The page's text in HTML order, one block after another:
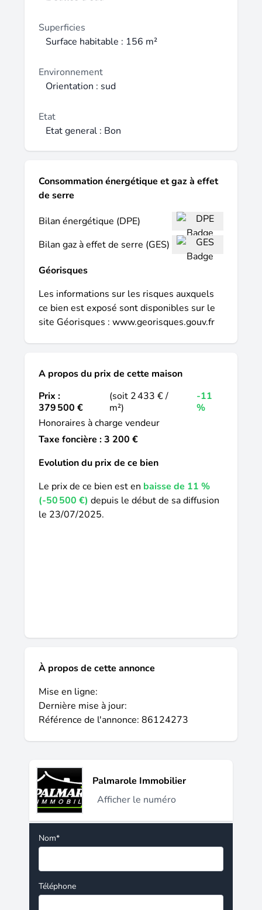
Superficies
Surface habitable : 156 m²
Environnement
Orientation : sud
Etat
Etat general : Bon
Consommation énergétique et gaz à effet
de serre
Bilan énergétique (DPE)
Bilan gaz à effet de serre (GES)
Géorisques
Les informations sur les risques auxquels
ce bien est exposé sont disponibles sur le
site Géorisques : www.georisques.gouv.fr
A propos du prix de cette maison
Prix :
379 500 €
(soit 2 433 € /
m²)
-11
%
Honoraires à charge vendeur
Taxe foncière : 3 200 €
Evolution du prix de ce bien
Le prix de ce bien est en baisse de 11 %
(-50 500 €) depuis le début de sa diffusion
le 23/07/2025.
À propos de cette annonce
Mise en ligne:
Dernière mise à jour:
Référence de l'annonce: 86124273
Palmarole Immobilier
Afficher le numéro
Nom*
Téléphone